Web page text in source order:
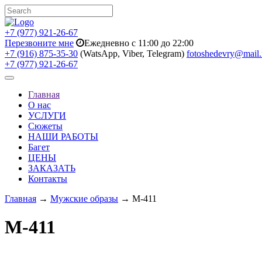
+7 (977) 921-26-67
Перезвоните мне
Ежедневно с 11:00 до 22:00
+7 (916) 875-35-30 (WatsApp, Viber, Telegram)
+7 (977) 921-26-67
Toggle
navigationГлавная
О нас
УСЛУГИ
Сюжеты
НАШИ РАБОТЫ
Багет
ЦЕНЫ
ЗАКАЗАТЬ
Контакты
Главная → Мужские образы → M-411
M-411